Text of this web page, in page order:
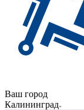
Ваш город
Калининград